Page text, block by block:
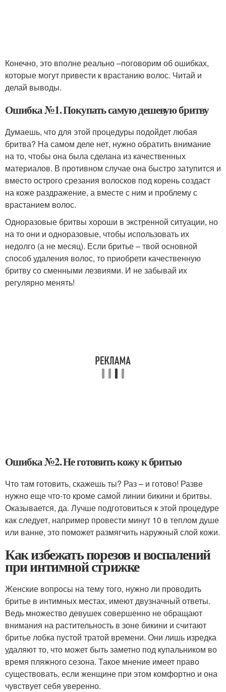
Конечно, это вполне реально –поговорим об ошибках,
которые могут привести к врастанию волос. Читай и
делай выводы.
Ошибка №1. Покупать самую дешевую бритву
Думаешь, что для этой процедуры подойдет любая
бритва? На самом деле нет, нужно обратить внимание
на то, чтобы она была сделана из качественных
материалов. В противном случае она быстро затупится и
вместо острого срезания волосков под корень создаст
на коже раздражение, а вместе с ним и проблему с
врастанием волос.
Одноразовые бритвы хороши в экстренной ситуации, но
на то они и одноразовые, чтобы использовать их
недолго (а не месяц). Если бритье – твой основной
способ удаления волос, то приобрети качественную
бритву со сменными лезвиями. И не забывай их
регулярно менять!
Ошибка №2. Не готовить кожу к бритью
Что там готовить, скажешь ты? Раз – и готово! Разве
нужно еще что-то кроме самой линии бикини и бритвы.
Оказывается, да. Лучше подготовиться к этой процедуре
как следует, например провести минут 10 в теплом душе
или ванне, это поможет размягчить наружный слой кожи.
Как избежать порезов и воспалений
при интимной стрижке
Женские вопросы на тему того, нужно ли проводить
бритье в интимных местах, имеют двузначный ответы.
Ведь множество девушек совершенно не обращают
внимания на растительность в зоне бикини и считают
бритье лобка пустой тратой времени. Они лишь изредка
удаляют то, что может быть заметно под купальником во
время пляжного сезона. Такое мнение имеет право
существовать, если женщине при этом комфортно и она
чувствует себя уверенно.